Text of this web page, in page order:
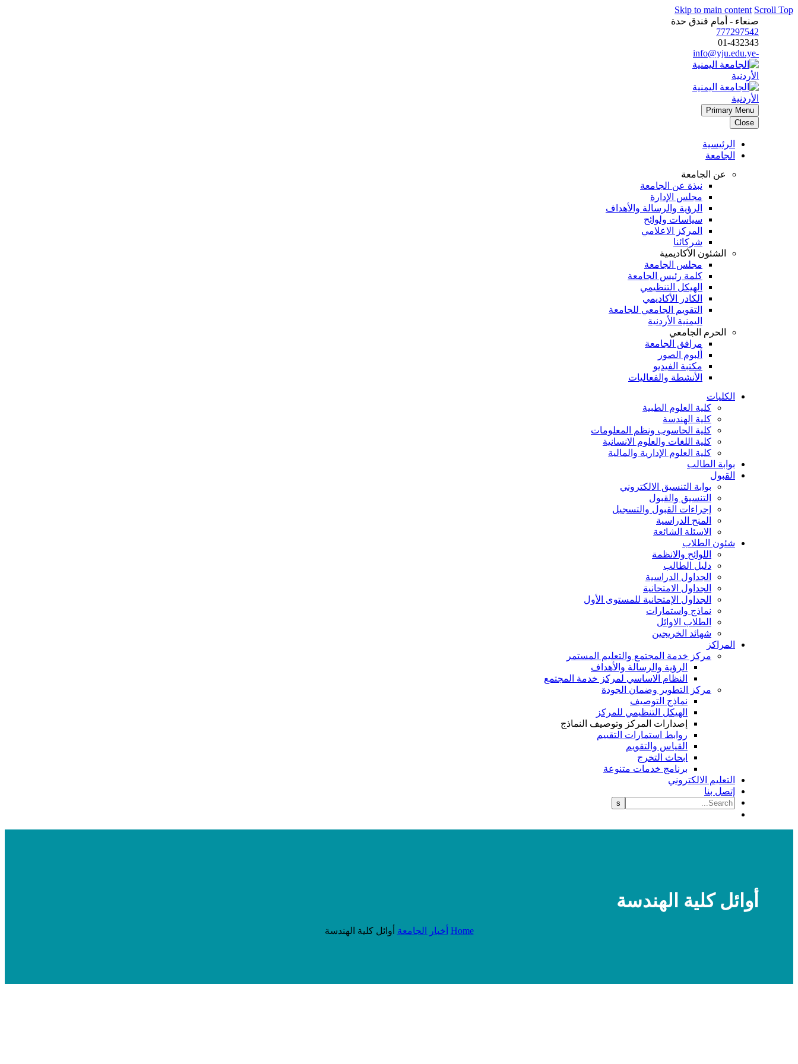
Skip to main content Scroll Top
صنعاء - أمام فندق حدة
777297542
01-432343
-info@yju.edu.ye
Primary Menu
Close
الرئيسية
الجامعة
عن الجامعة
نبذة عن الجامعة
مجلس الإدارة
الرؤية والرسالة والأهداف
سياسات ولوائح
المركز الاعلامي
شركائنا
الشئون الأكاديمية
مجلس الجامعة
كلمة رئيس الجامعة
الهيكل التنظيمي
الكادر الأكاديمي
التقويم الجامعي للجامعة
اليمنية الأردنية
الحرم الجامعي
مرافق الجامعة
ألبوم الصور
مكتبة الفيديو
الأنشطة والفعاليات
الكليات
كلية العلوم الطبية
كلية الهندسة
كلية الحاسوب ونظم المعلومات
كلية اللغات والعلوم الانسانية
كلية العلوم الإدارية والمالية
بوابة الطالب
القبول
بوابة التنسيق الالكتروني
التنسيق والقبول
إجراءات القبول والتسجيل
المنح الدراسية
الاسئلة الشائعة
شئون الطلاب
اللوائح والانظمة
دليل الطالب
الجداول الدراسية
الجداول الامتحانية
الجداول الإمتحانية للمستوى الأول
نماذج واستمارات
الطلاب الاوائل
شهائد الخريجين
المراكز
مركز خدمة المجتمع والتعليم المستمر
الرؤية والرسالة والأهداف
النظام الاساسي لمركز خدمة المجتمع
مركز التطوير وضمان الجودة
نماذج التوصيف
الهيكل التنظيمي للمركز
إصدارات المركز وتوصيف النماذج
روابط استمارات التقييم
القياس والتقويم
ابحاث التخرج
برنامج خدمات متنوعة
التعليم الالكتروني
إتصل بنا
أوائل كلية الهندسة
Home أخبار الجامعة أوائل كلية الهندسة